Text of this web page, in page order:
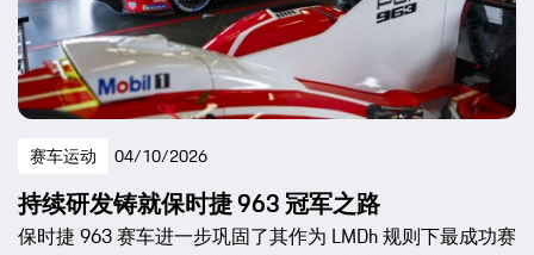
赛车运动 04/10/2026
持续研发铸就保时捷 963 冠军之路
保时捷 963 赛车进一步巩固了其作为 LMDh 规则下最成功赛